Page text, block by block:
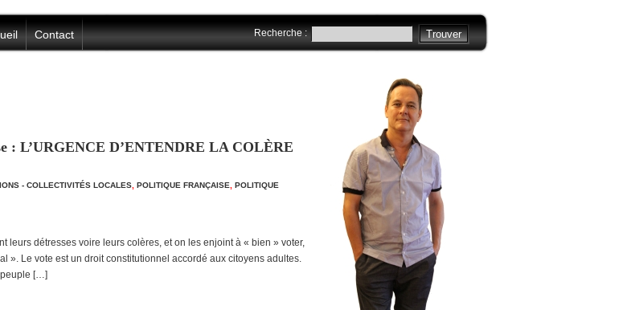
Contact Recherche :
: L’URGENCE D’ENTENDRE LA COLÈRE
- COLLECTIVITÉS LOCALES POLITIQUE FRANÇAISE
POLITIQUE
leurs détresses voire leurs colères, et on les enjoint à « bien » voter,
». Le vote est un droit constitutionnel accordé aux citoyens adultes.
peuple […]